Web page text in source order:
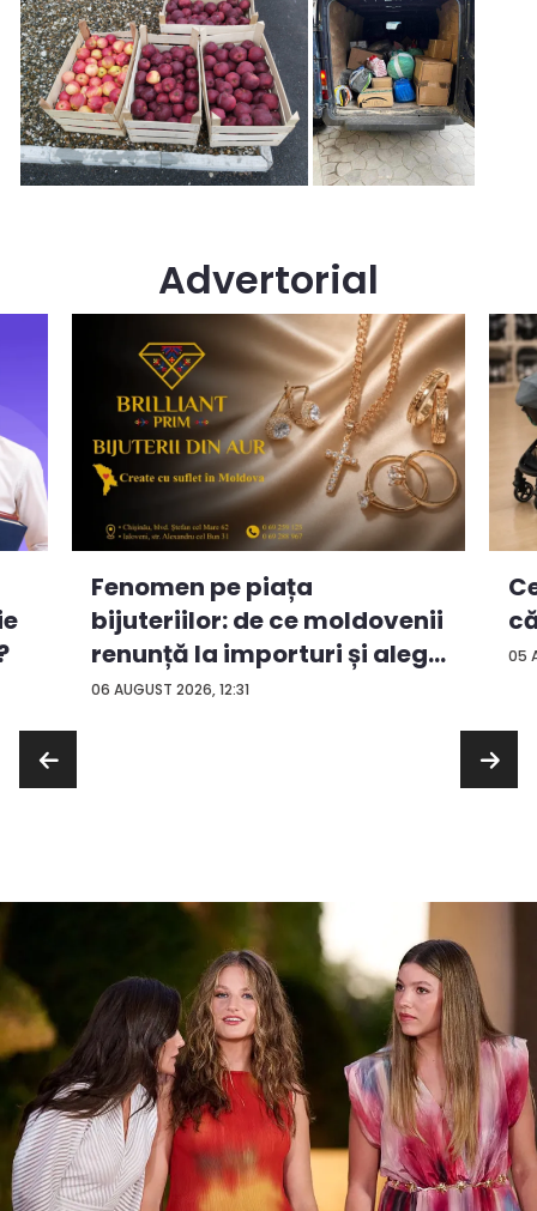
Advertorial
06 AUGUST 2026, 12:31
Fenomen pe piața
bijuteriilor: de ce moldovenii
renunță la importuri și aleg
...
05